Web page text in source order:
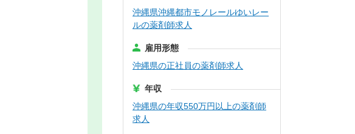
沖縄県沖縄都市モノレールゆいレー
ルの薬剤師求人
雇用形態
沖縄県の正社員の薬剤師求人
年収
沖縄県の年収550万円以上の薬剤師
求人